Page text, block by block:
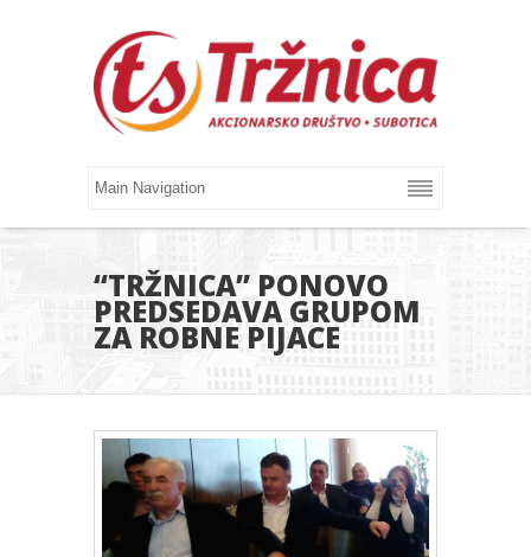
“TRŽNICA” PONOVO
PREDSEDAVA GRUPOM
ZA ROBNE PIJACE